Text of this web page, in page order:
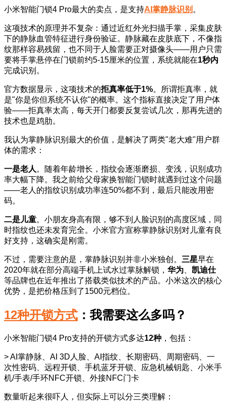
小米智能门锁4 Pro最大的卖点，是支持AI掌静脉识别 。
这项技术的原理并不复杂：通过近红外光扫描手掌，采集皮肤
下的静脉血管特征进行身份验证。静脉藏在皮肤底下，不像指
纹那样容易残留，也不同于人脸需要正对摄像头——用户只需
要将手掌悬停在门锁前约5-15厘米的位置，系统就能在1秒内
完成识别。
官方数据显示，这项技术的拒真率低于1%。所谓拒真率，就
是"你是你但系统不认你"的概率。这个指标直接决定了用户体
验——拒真率太高，每天开门都要反复尝试几次，那再先进的
技术也是鸡肋。
我认为掌静脉识别最大的价值，是解决了两类"老大难"用户群
体的需求：
一是老人 。随着年龄增长，指纹会逐渐磨损、变浅，识别成功
率大幅下降。我之前给父母家换智能门锁时就遇到过这个问题
——老人的指纹识别成功率连50%都不到，最后只能改用密
码。
二是儿童。小朋友身高有限，够不到人脸识别的高度区域，同
时指纹也还未发育完全。小米官方宣称掌静脉识别对儿童有良
好支持，这确实是刚需。
不过，需要注意的是，掌静脉识别并非小米独创。 三星早在
2020年就在部分高端手机上试水过掌脉解锁， 华为
凯迪仕
等品牌也在近年推出了搭载类似技术的产品。小米这次的核心
优势，是把价格压到了1500元档位。
12种开锁方式 ：我需要这么多吗？
小米智能门锁4 Pro支持的开锁方式多达12种 ，包括：
> AI掌静脉、AI 3D人脸、AI指纹、长期密码、周期密码、一
次性密码、远程开锁、手机蓝牙开锁、应急机械钥匙、小米手
机/手表/手环NFC开锁、外接NFC门卡
数量听起来很吓人，但实际上可以分三类理解：